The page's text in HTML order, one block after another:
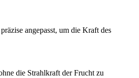
angepasst, um die Kraft des
die Strahlkraft der Frucht zu